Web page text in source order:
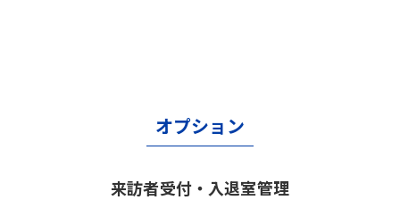
オプション
来訪者受付・入退室管理